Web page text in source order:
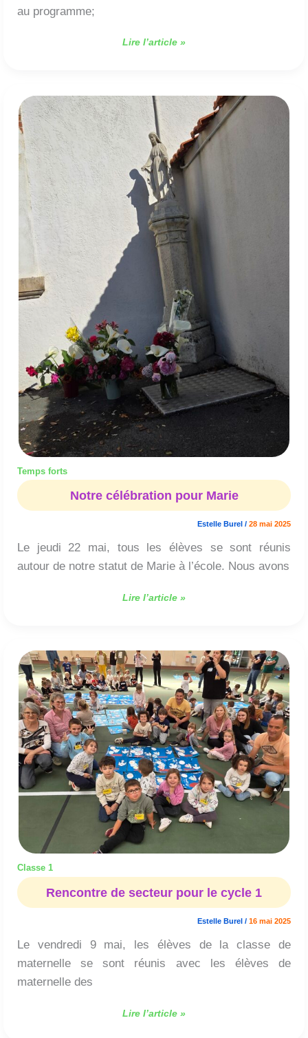
au programme;
Lire l’article »
Temps forts
Notre célébration pour Marie
Estelle Burel / 28 mai 2025
Le jeudi 22 mai, tous les élèves se sont réunis
autour de notre statut de Marie à l’école. Nous avons
Notre
célébration
pour
Lire l’article »
Classe 1
Rencontre de secteur pour le cycle 1
Estelle Burel / 16 mai 2025
Le vendredi 9 mai, les élèves de la classe de
maternelle se sont réunis avec les élèves de
maternelle des
Rencontre
de
secteur
pour
le
cycle
1
Lire l’article »